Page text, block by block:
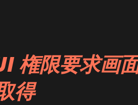
ちょっと応用の操作説明の
操作をしているデモ動画で
権限要求画
得